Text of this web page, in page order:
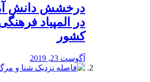
درخشش دانش
در المپیاد
کشور
آگوست 23, 2019